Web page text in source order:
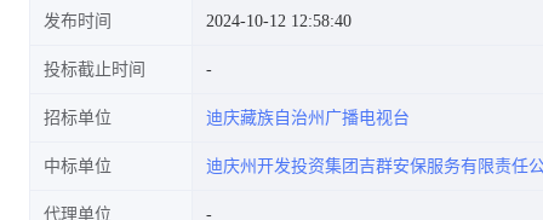
发布时间 2024-10-12 12:58:40
投标截止时间
招标单位 迪庆藏族自治州广播电视台
中标单位 迪庆州开发投资集团吉群安保服务有限责任
代理单位